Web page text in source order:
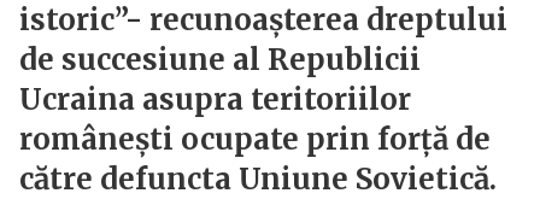
istoric”- recunoașterea dreptului
de succesiune al Republicii
Ucraina asupra teritoriilor
românești ocupate prin forță de
către defuncta Uniune Sovietică.